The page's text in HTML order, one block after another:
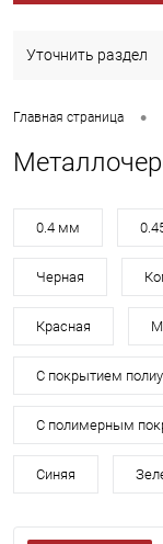
Уточнить раздел
Главная страница •
0.4 мм
Черная
Красная
С покрытием
С полимерным
Синяя